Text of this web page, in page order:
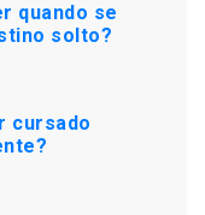
quando se
solto?
cursado